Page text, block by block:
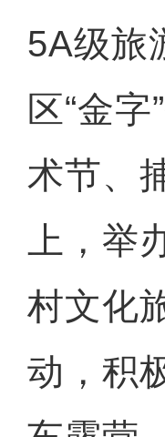
5A级旅
区“金
术节、
上，
村文化
动，积